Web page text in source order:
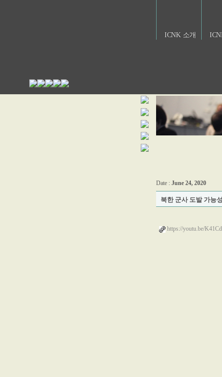
ICNK 소개
Date : June 24, 2020
북한 군사 도발 가능
https://youtu.be/